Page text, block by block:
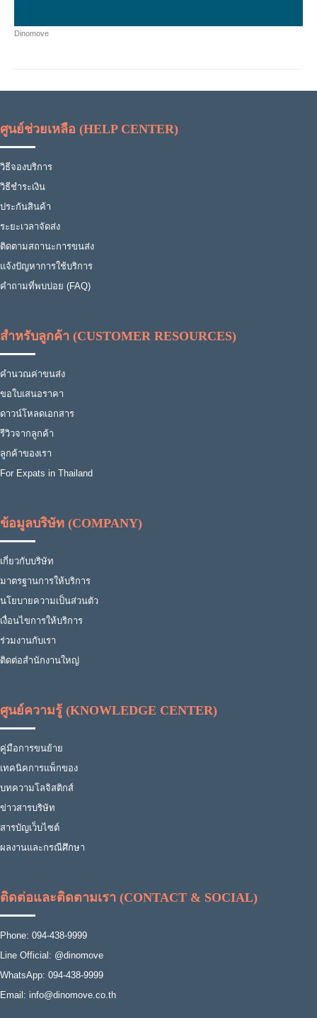
Dinomove
ศูนย์ช่วยเหลือ (HELP CENTER)
วิธีจองบริการ
วิธีชำระเงิน
ประกันสินค้า
ระยะเวลาจัดส่ง
ติดตามสถานะการขนส่ง
แจ้งปัญหาการใช้บริการ
คำถามที่พบบ่อย (FAQ)
สำหรับลูกค้า (CUSTOMER RESOURCES)
คำนวณค่าขนส่ง
ขอใบเสนอราคา
ดาวน์โหลดเอกสาร
รีวิวจากลูกค้า
ลูกค้าของเรา
For Expats in Thailand
ข้อมูลบริษัท (COMPANY)
เกี่ยวกับบริษัท
มาตรฐานการให้บริการ
นโยบายความเป็นส่วนตัว
เงื่อนไขการให้บริการ
ร่วมงานกับเรา
ติดต่อสำนักงานใหญ่
ศูนย์ความรู้ (KNOWLEDGE CENTER)
คู่มือการขนย้าย
เทคนิคการแพ็กของ
บทความโลจิสติกส์
ข่าวสารบริษัท
สารบัญเว็บไซต์
ผลงานและกรณีศึกษา
ติดต่อและติดตามเรา (CONTACT & SOCIAL)
Phone: 094-438-9999
Line Official: @dinomove
WhatsApp: 094-438-9999
Email: info@dinomove.co.th